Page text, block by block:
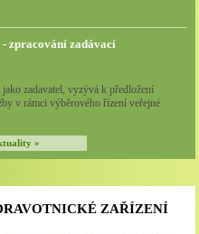
zpracování zadávací
zadavatel, vyzývá k předložení
v rámci výběrového řízení veřejné
»
ZAŘÍZENÍ